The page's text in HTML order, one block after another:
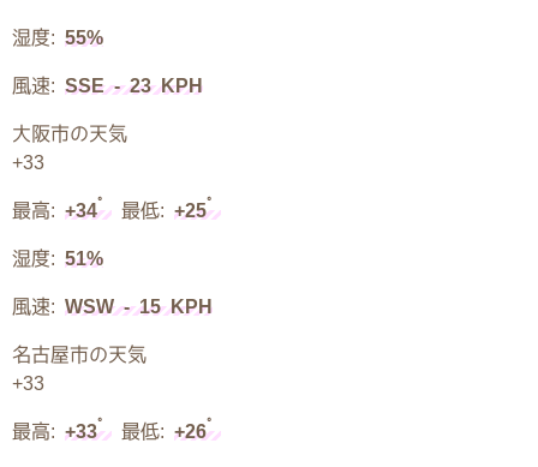
湿度: 55%
風速: SSE - 23 KPH
大阪市の天気
+33
最高: +34° 最低: +25°
湿度: 51%
風速: WSW - 15 KPH
名古屋市の天気
+33
最高: +33° 最低: +26°